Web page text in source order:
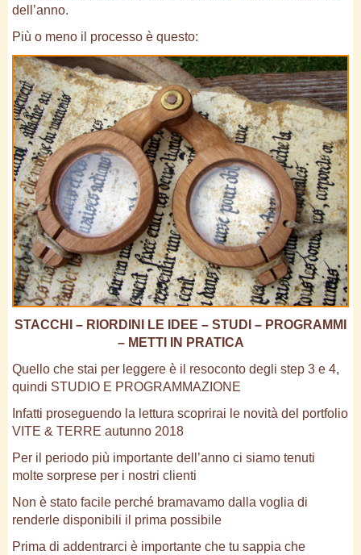
dell’anno.
Più o meno il processo è questo:
STACCHI – RIORDINI LE IDEE – STUDI – PROGRAMMI
– METTI IN PRATICA
Quello che stai per leggere è il resoconto degli step 3 e 4,
quindi STUDIO E PROGRAMMAZIONE
Infatti proseguendo la lettura scoprirai le novità del portfolio
VITE & TERRE autunno 2018
Per il periodo più importante dell’anno ci siamo tenuti
molte sorprese per i nostri clienti
Non è stato facile perché bramavamo dalla voglia di
renderle disponibili il prima possibile
Prima di addentrarci è importante che tu sappia che